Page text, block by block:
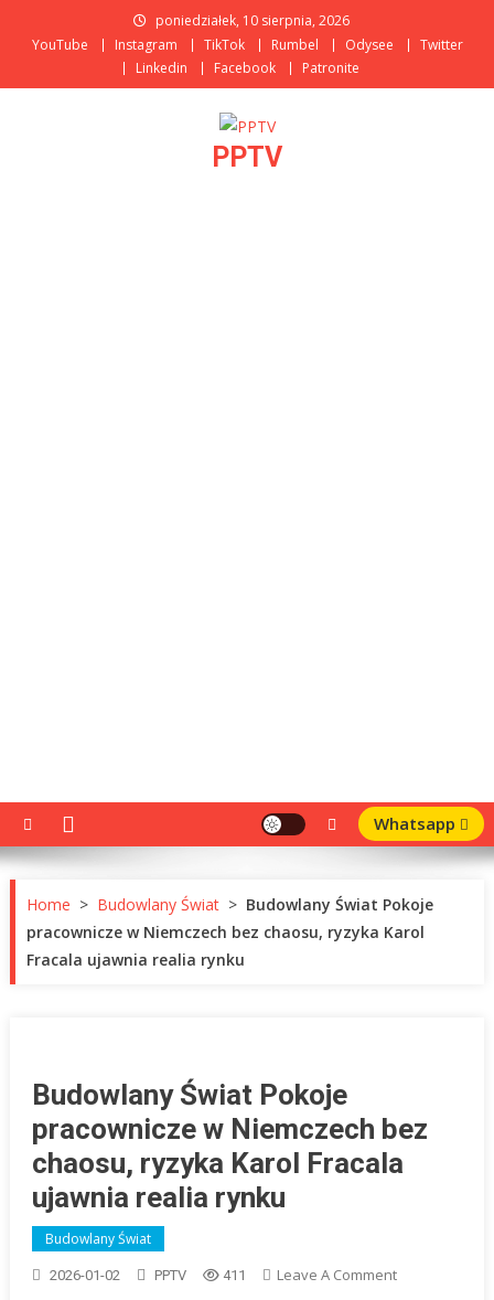
poniedziałek, 10 sierpnia, 2026
YouTube
Instagram TikTok Rumbel Odysee
Twitter
Linkedin
Facebook Patronite
PPTV
Whatsapp
Home > Budowlany Świat > Budowlany Świat Pokoje
pracownicze w Niemczech bez chaosu, ryzyka Karol
Fracala ujawnia realia rynku
Budowlany Świat Pokoje
pracownicze w Niemczech bez
chaosu, ryzyka Karol Fracala
ujawnia realia rynku
Budowlany Świat
2026-01-02 PPTV 411 Leave A CommentOn